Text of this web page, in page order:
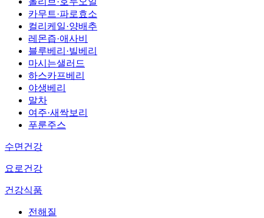
카무트·파로효소
컬리케일·양배추
레몬즙·애사비
블루베리·빌베리
마시는샐러드
하스카프베리
야생베리
말차
여주·새싹보리
푸룬주스
수면건강
요로건강
건강식품
전해질